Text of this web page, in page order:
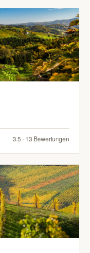
3.5 · 13 Bewertungen